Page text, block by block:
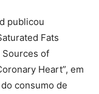
publicou
Fats
Sources of
Heart”, em
consumo de